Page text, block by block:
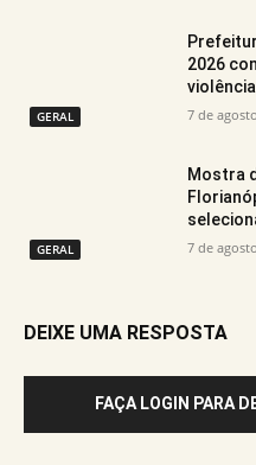
GERAL
2026
7 de
GERAL
Mostra
7 de
DEIXE UMA RESPOSTA
FAÇA LOGIN PARA